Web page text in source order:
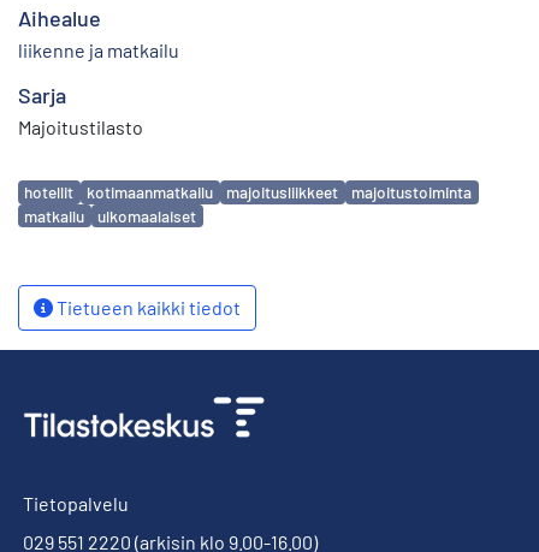
Aihealue
liikenne ja matkailu
Sarja
Majoitustilasto
Avainsanat
hotellit kotimaanmatkailu majoitusliikkeet
majoitustoiminta
matkailu
ulkomaalaiset
Tietueen kaikki tiedot
Tietopalvelu
029 551 2220 (arkisin klo 9.00-16.00)